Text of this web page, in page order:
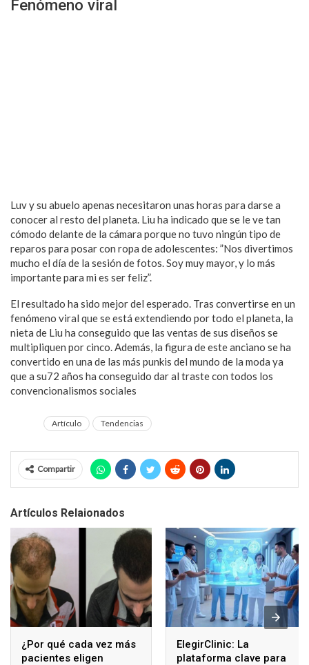
Fenómeno viral
Luv y su abuelo apenas necesitaron unas horas para darse a
conocer al resto del planeta. Liu ha indicado que se le ve tan
cómodo delante de la cámara porque no tuvo ningún tipo de
reparos para posar con ropa de adolescentes: ”Nos divertimos
mucho el día de la sesión de fotos. Soy muy mayor, y lo más
importante para mi es ser feliz”.
El resultado ha sido mejor del esperado. Tras convertirse en un
fenómeno viral que se está extendiendo por todo el planeta, la
nieta de Liu ha conseguido que las ventas de sus diseños se
multipliquen por cinco. Además, la figura de este anciano se ha
convertido en una de las más punkis del mundo de la moda ya
que a su72 años ha conseguido dar al traste con todos los
convencionalismos sociales
Artículo Tendencias
Compartir
Artículos Relaionados
¿Por qué cada vez más
pacientes eligen
ElegirClinic: La
plataforma clave para